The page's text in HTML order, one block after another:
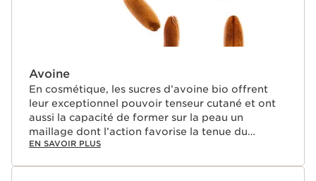
Avoine
En cosmétique, les sucres d’avoine bio offrent
leur exceptionnel pouvoir tenseur cutané et ont
aussi la capacité de former sur la peau un
maillage dont l’action favorise la tenue du
maquillage. Ils contribuent également à gainer les
EN SAVOIR PLUS